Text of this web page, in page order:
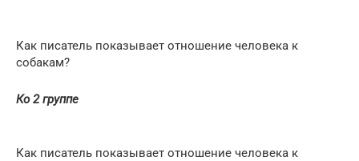
Как писатель показывает отношение человека к
собакам?
Ко 2 группе
Как писатель показывает отношение человека к